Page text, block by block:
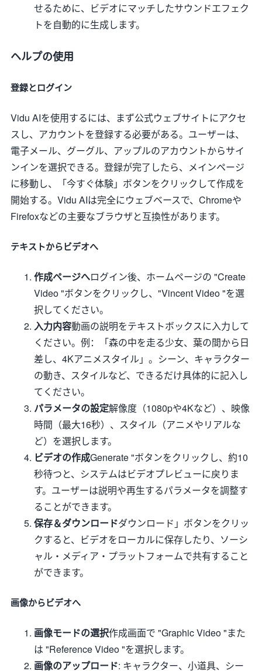
せるために、ビデオにマッチしたサウンドエフェク
トを自動的に生成します。
ヘルプの使用
登録とログイン
Vidu AIを使用するには、まず公式ウェブサイトにアクセ
スし、アカウントを登録する必要がある。ユーザーは、
電子メール、グーグル、アップルのアカウントからサイ
ンインを選択できる。登録が完了したら、メインページ
に移動し、「今すぐ体験」ボタンをクリックして作成を
開始する。Vidu AIは完全にウェブベースで、Chromeや
Firefoxなどの主要なブラウザと互換性があります。
テキストからビデオへ
作成ページへログイン後、ホームページの "Create
Video "ボタンをクリックし、"Vincent Video "を選
択してください。
入力内容動画の説明をテキストボックスに入力して
ください。例：「森の中を走る少女、葉の間から日
差し、4Kアニメスタイル」。シーン、キャラクター
の動き、スタイルなど、できるだけ具体的に記入し
てください。
パラメータの設定解像度（1080pや4Kなど）、映像
時間（最大16秒）、スタイル（アニメやリアルな
ど）を選択します。
ビデオの作成Generate "ボタンをクリックし、約10
秒待つと、システムはビデオプレビューに戻りま
す。ユーザーは説明や再生するパラメータを調整す
ることができます。
保存＆ダウンロードダウンロード」ボタンをクリッ
クすると、ビデオをローカルに保存したり、ソーシ
ャル・メディア・プラットフォームで共有すること
ができます。
画像からビデオへ
画像モードの選択作成画面で "Graphic Video "また
は "Reference Video "を選択します。
画像のアップロード: キャラクター、小道具、シー